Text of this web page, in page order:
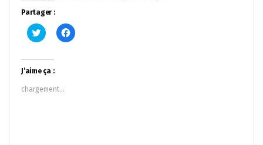
Partager :
Cliquez
pour
Twitter(ouvre
dans
une
nouvelle
fenêtre)
Cliquez
pour
J’aime ça :
chargement…